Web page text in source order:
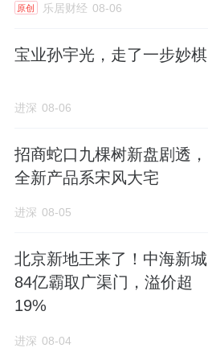
原创 乐居财经 08-06
宝业孙宇光，走了一步妙棋
进深 08-06
招商蛇口九棵树新盘剧透，
全新产品系宋风大宅
进深 08-05
北京新地王来了！中海新城
84亿霸取广渠门，溢价超
19%
进深 08-04